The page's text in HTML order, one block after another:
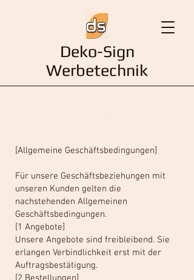
Deko-Sign
Werbetechnik
[Allgemeine Geschäftsbedingungen]
Für unsere Geschäftsbeziehungen mit
unseren Kunden gelten die
nachstehenden Allgemeinen
Geschäftsbedingungen.
[1 Angebote]
Unsere Angebote sind freibleibend. Sie
erlangen Verbindlichkeit erst mit der
Auftragsbestätigung.